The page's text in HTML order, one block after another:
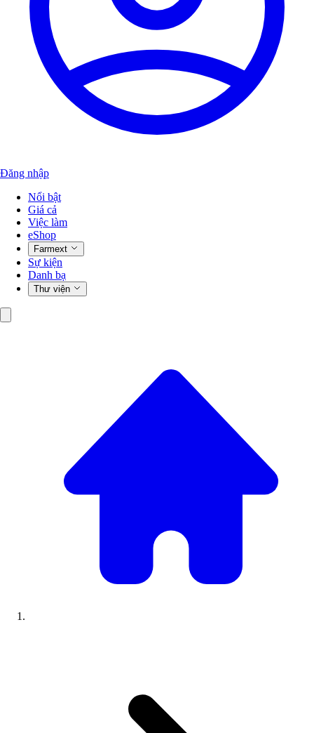
Đăng nhập
Nổi bật
Giá cả
Việc làm
eShop
Farmext
Sự kiện
Danh bạ
Thư viện